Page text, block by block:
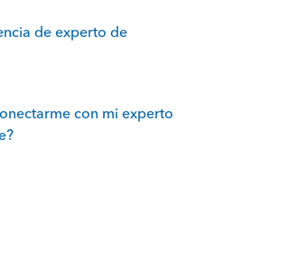
de experto de
con mi experto